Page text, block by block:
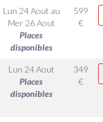
Lun 24 Aout au
Mer 26 Aout
Places
disponibles
599
€
Lun 24 Aout
Places
disponibles
349
€